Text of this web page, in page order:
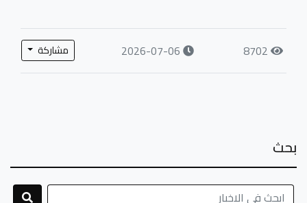
8702
2026-07-06 مشاركة
بحث